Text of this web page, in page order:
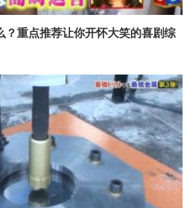
？重点推荐让你开怀大笑的喜剧综